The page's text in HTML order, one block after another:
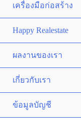
เครื่องมือก่อสร้าง
Happy Realestate
ผลงานของเรา
เกี่ยวกับเรา
ข้อมูลบัญชี